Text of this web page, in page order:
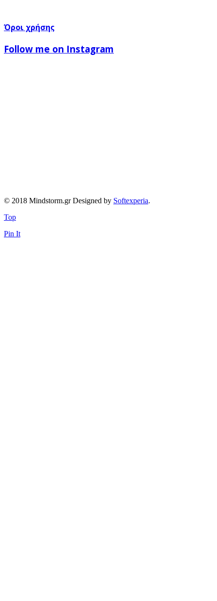
Όροι χρήσης
Follow me on Instagram
© 2018 Mindstorm.gr Designed by Softexperia.
Top
Pin It